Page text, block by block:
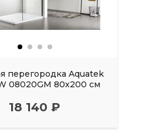
перегородка Aquatek
08020GM 80х200 см
18 140 ₽